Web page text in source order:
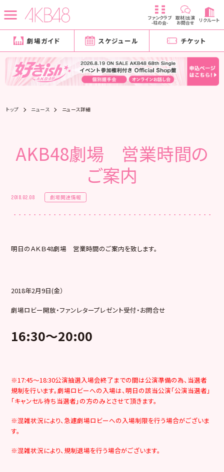
ファンクラブ
-柱の会-
取材/出演
お問合せ リクルート
劇場ガイド スケジュール チケット
トップ ニュース ニュース詳細
AKB48劇場 営業時間の
ご案内
2018.02.08 劇場関連情報
明日のＡＫＢ48劇場 営業時間のご案内を致します。
2018年2月9日(金）
劇場ロビー開放・ファンレタープレゼント受付・お問合せ
16:30～20:00
※17:45～18:30公演抽選入場会終了までの間は公演準備の為、当選者
規制を行います。劇場ロビーへの入場は、明日の該当公演「公演当選者」
「キャンセル待ち当選者」の方のみとさせて頂きます。
※混雑状況により、急遽劇場ロビーへの入場制限を行う場合がございま
す。
※混雑状況により、規制退場を行う場合がございます。